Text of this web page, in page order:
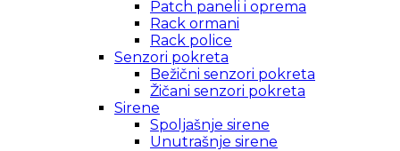
Patch paneli i oprema
Rack ormani
Rack police
Senzori pokreta
Bežični senzori pokreta
Žičani senzori pokreta
Sirene
Spoljašnje sirene
Unutrašnje sirene